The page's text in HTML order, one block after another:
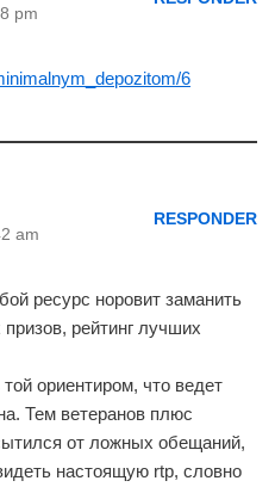
pm
6
am
RESPONDER
ресурс норовит заманить
рейтинг лучших
ориентиром, что ведет
Тем ветеранов плюс
от ложных обещаний,
настоящую rtp, словно